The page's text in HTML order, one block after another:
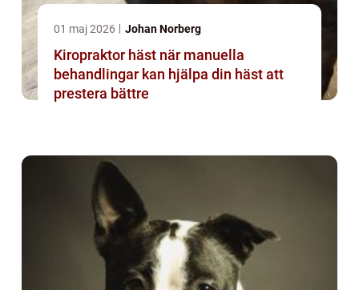
01 maj 2026 Johan Norberg
Kiropraktor häst när manuella
behandlingar kan hjälpa din häst att
prestera bättre